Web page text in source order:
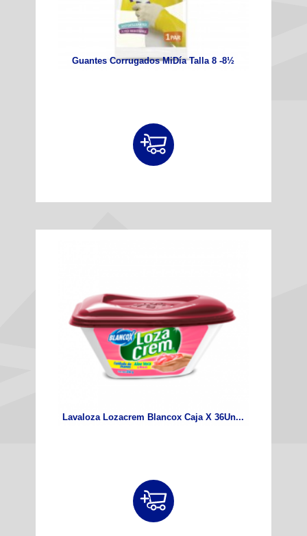
Guantes Corrugados MiDía Talla 8 -8½
Lavaloza Lozacrem Blancox Caja X 36Un...